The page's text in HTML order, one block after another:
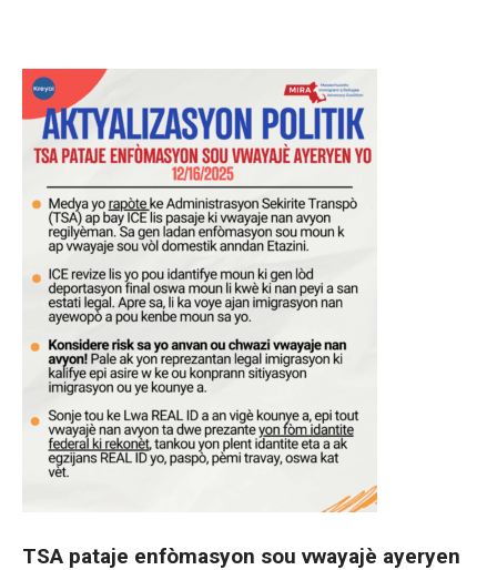
TSA pataje enfòmasyon sou vwayajè ayeryen